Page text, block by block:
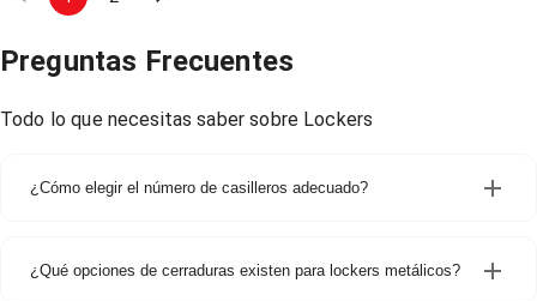
Preguntas Frecuentes
Todo lo que necesitas saber sobre Lockers
¿Cómo elegir el número de casilleros adecuado?
¿Qué opciones de cerraduras existen para lockers metálicos?